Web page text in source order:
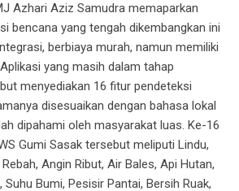
Azhari Aziz Samudra memaparkan
bencana yang tengah dikembangkan ini
berbiaya murah, namun memiliki
yang masih dalam tahap
menyediakan 16 fitur pendeteksi
disesuaikan dengan bahasa lokal
dipahami oleh masyarakat luas. Ke-16
Gumi Sasak tersebut meliputi Lindu,
Angin Ribut, Air Bales, Api Hutan,
Suhu Bumi, Pesisir Pantai, Bersih Ruak,